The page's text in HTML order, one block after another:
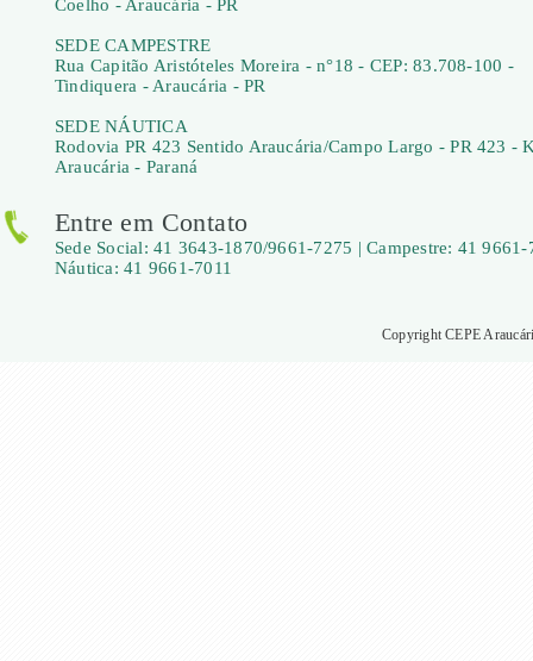
Coelho - Araucária - PR
SEDE CAMPESTRE
Rua Capitão Aristóteles Moreira - n°18 - CEP: 83.708-100 -
Tindiquera - Araucária - PR
SEDE NÁUTICA
Rodovia PR 423 Sentido Araucária/Campo Largo - PR 423 -
Araucária - Paraná
Entre em Contato
Sede Social: 41 3643-1870/9661-7275 | Campestre: 41 9661-
Náutica: 41 9661-7011
Copyright CEPE